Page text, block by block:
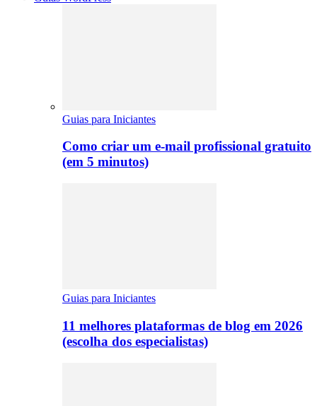
Guias para Iniciantes
Como criar um e-mail profissional gratuito
(em 5 minutos)
Guias para Iniciantes
11 melhores plataformas de blog em 2026
(escolha dos especialistas)